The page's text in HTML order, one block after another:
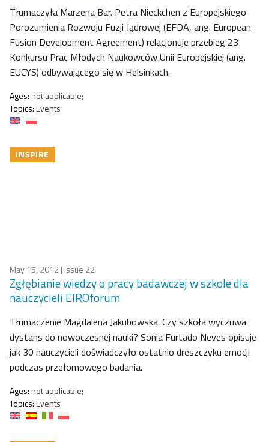
Tłumaczyła Marzena Bar. Petra Nieckchen z Europejskiego
Porozumienia Rozwoju Fuzji Jądrowej (EFDA, ang. European
Fusion Development Agreement) relacjonuje przebieg 23
Konkursu Prac Młodych Naukowców Unii Europejskiej (ang.
EUCYS) odbywającego się w Helsinkach.
Ages:not applicable;
Topics:Events
INSPIRE
May 15, 2012| Issue 22
Zgłębianie wiedzy o pracy badawczej w szkole dla
nauczycieli EIROforum
Tłumaczenie Magdalena Jakubowska. Czy szkoła wyczuwa
dystans do nowoczesnej nauki? Sonia Furtado Neves opisuje
jak 30 nauczycieli doświadczyło ostatnio dreszczyku emocji
podczas przełomowego badania.
Ages:not applicable;
Topics:Events